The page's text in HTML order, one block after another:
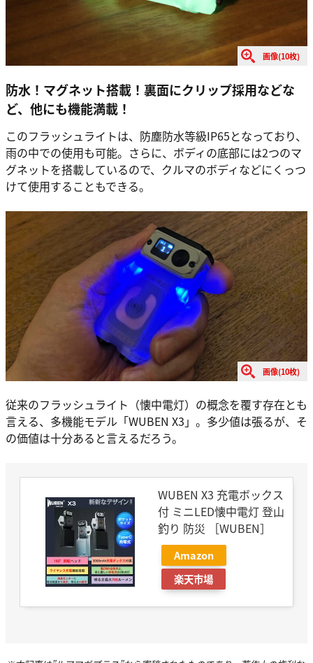
画像(10枚)
防水！マグネット搭載！裏面にクリップ採用などな
ど、他にも機能満載！
このフラッシュライトは、防塵防水等級IP65となっており、
雨の中での使用も可能。さらに、ボディの底部には2つのマ
グネットを搭載しているので、クルマのボディなどにくっつ
けて使用することもできる。
画像(10枚)
従来のフラッシュライト（懐中電灯）の概念を覆す存在とも
言える、多機能モデル「WUBEN X3」。多少値は張るが、そ
の価値は十分あると言えるだろう。
WUBEN X3 充電ボックス
付 ミニLED懐中電灯 登山
釣り 防災 ［WUBEN］
Amazon
楽天市場